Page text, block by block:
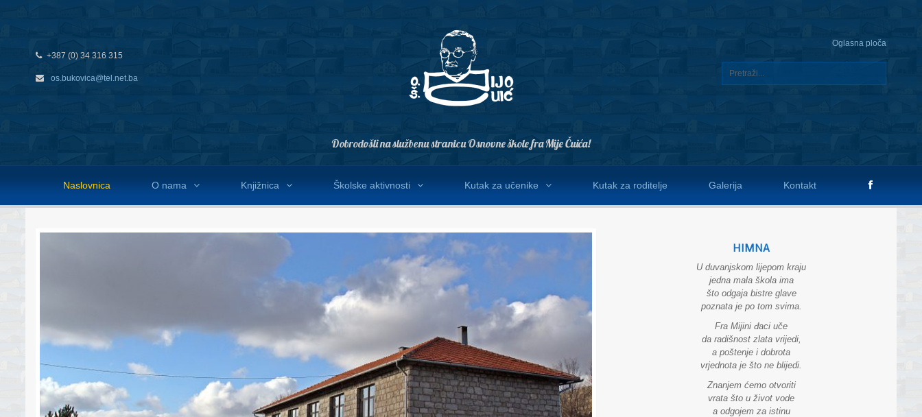
+387 (0) 34 316 315
os.bukovica@tel.net.ba
Oglasna ploča
Dobrodošli na službenu stranicu Osnovne škole fra Mije Čuića!
Naslovnica O nama Knjižnica Školske aktivnosti Kutak za učenike Kutak za roditelje Galerija Kontakt
HIMNA
U duvanjskom lijepom kraju
jedna mala škola ima
što odgaja bistre glave
poznata je po tom svima.
Fra Mijini đaci uče
da radišnost zlata vrijedi,
a poštenje i dobrota
vrjednota je što ne blijedi.
Znanjem ćemo otvoriti
vrata što u život vode
a odgojem za istinu